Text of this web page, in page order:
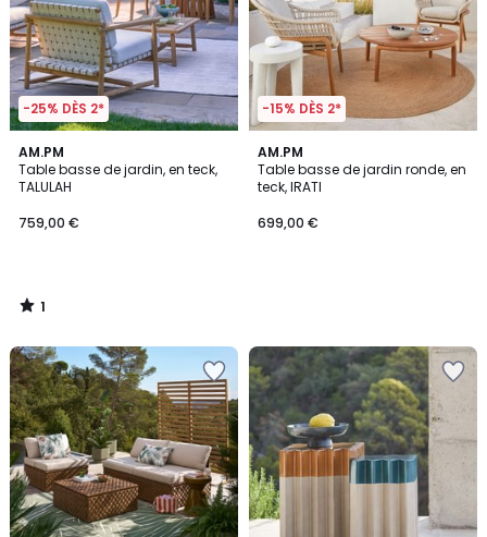
-25% DÈS 2*
AM.PM
Table basse de jardin, en teck,
TALULAH
759,00 €
1
/
5
1
/
-15% DÈS 2*
AM.PM
Table basse de jardin ronde, en
teck, IRATI
699,00 €